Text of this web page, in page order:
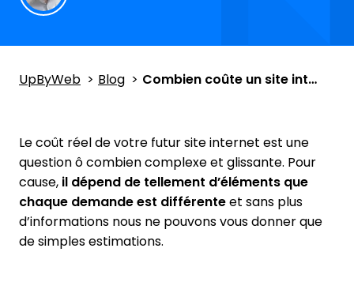
UpByWeb Blog Combien coûte un site internet ?
Le coût réel de votre futur site internet est une
question ô combien complexe et glissante. Pour
cause, il dépend de tellement d’éléments que
chaque demande est différenteet sans plus
d’informations nous ne pouvons vous donner que
de simples estimations.